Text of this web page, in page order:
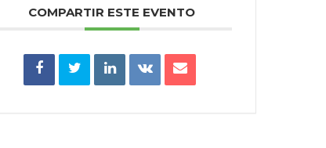
COMPARTIR ESTE EVENTO